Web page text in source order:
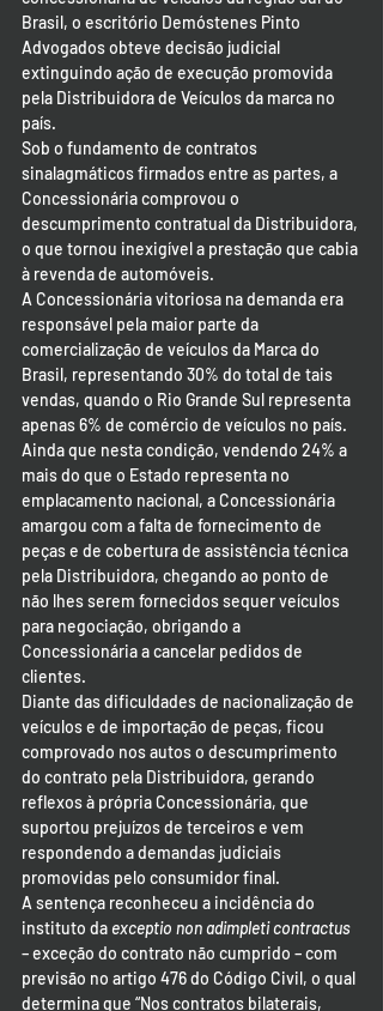
Brasil, o escritório Demóstenes Pinto
Advogados obteve decisão judicial
extinguindo ação de execução promovida
pela Distribuidora de Veículos da marca no
país.
Sob o fundamento de contratos
sinalagmáticos firmados entre as partes, a
Concessionária comprovou o
descumprimento contratual da Distribuidora,
o que tornou inexigível a prestação que cabia
à revenda de automóveis.
A Concessionária vitoriosa na demanda era
responsável pela maior parte da
comercialização de veículos da Marca do
Brasil, representando 30% do total de tais
vendas, quando o Rio Grande Sul representa
apenas 6% de comércio de veículos no país.
Ainda que nesta condição, vendendo 24% a
mais do que o Estado representa no
emplacamento nacional, a Concessionária
amargou com a falta de fornecimento de
peças e de cobertura de assistência técnica
pela Distribuidora, chegando ao ponto de
não lhes serem fornecidos sequer veículos
para negociação, obrigando a
Concessionária a cancelar pedidos de
clientes.
Diante das dificuldades de nacionalização de
veículos e de importação de peças, ficou
comprovado nos autos o descumprimento
do contrato pela Distribuidora, gerando
reflexos à própria Concessionária, que
suportou prejuízos de terceiros e vem
respondendo a demandas judiciais
promovidas pelo consumidor final.
A sentença reconheceu a incidência do
instituto da exceptio non adimpleti contractus
– exceção do contrato não cumprido – com
previsão no artigo 476 do Código Civil, o qual
determina que “Nos contratos bilaterais,